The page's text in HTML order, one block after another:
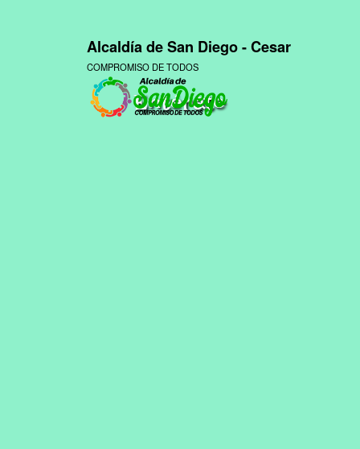
Alcaldía de San Diego - Cesar
COMPROMISO DE TODOS
Entérate